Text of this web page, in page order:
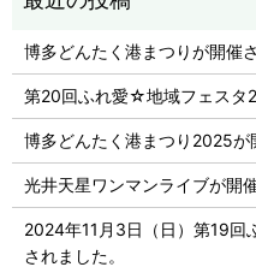
博多どんたく港まつりが開催
第20回ふれ愛☆地域フェスタ
博多どんたく港まつり2025が
光井天星ワンマンライブが開
2024年11月3日（日）第19
されました。